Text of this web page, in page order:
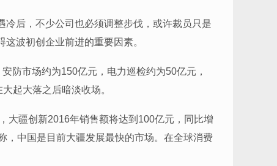
后，不少公司也必须调整步伐，或许裁员只是
波初创企业前进的重要因素。
防市场约为150亿元，电力巡检约为50亿元，
起大落之后暗淡收场。
大疆创新2016年销售额将达到100亿元，同比增
，中国是目前大疆发展最快的市场。在全球消费